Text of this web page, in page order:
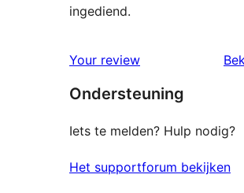
ingediend.
Your review
Ondersteuning
Iets te melden? Hulp nodig?
Het supportforum bekijken